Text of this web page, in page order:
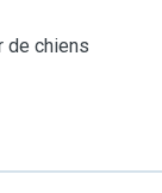
de chiens